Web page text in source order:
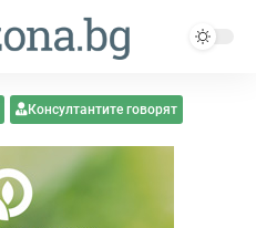
Консултантите говорят